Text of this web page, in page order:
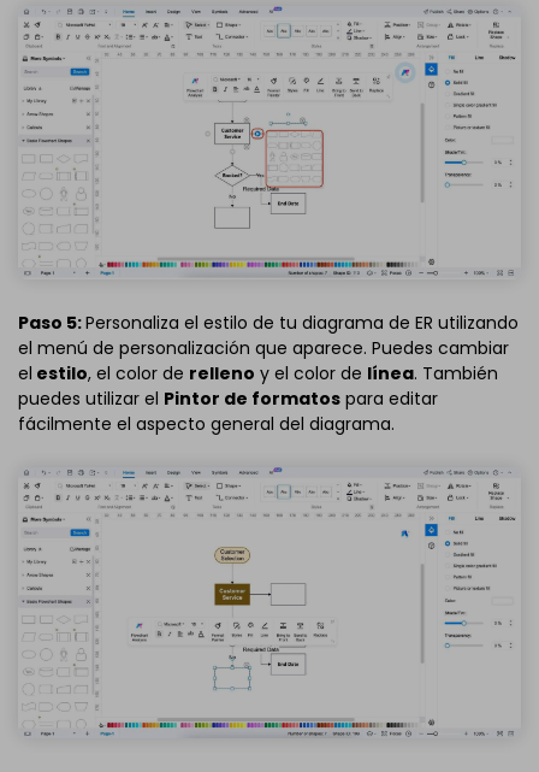
Paso 5:Personaliza el estilo de tu diagrama de ER utilizando
el menú de personalización que aparece. Puedes cambiar
el estilo, el color de relleno y el color de línea. También
puedes utilizar el Pintor de formatos para editar
fácilmente el aspecto general del diagrama.